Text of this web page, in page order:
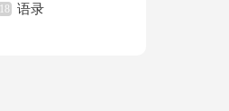
18 语录